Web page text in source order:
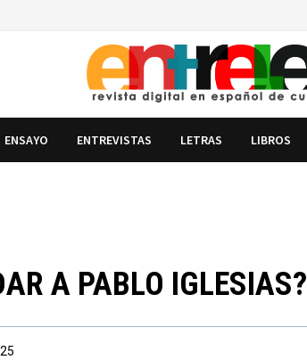
ENSAYO ENTREVISTAS LETRAS LIBROS
A PABLO IGLESIAS?